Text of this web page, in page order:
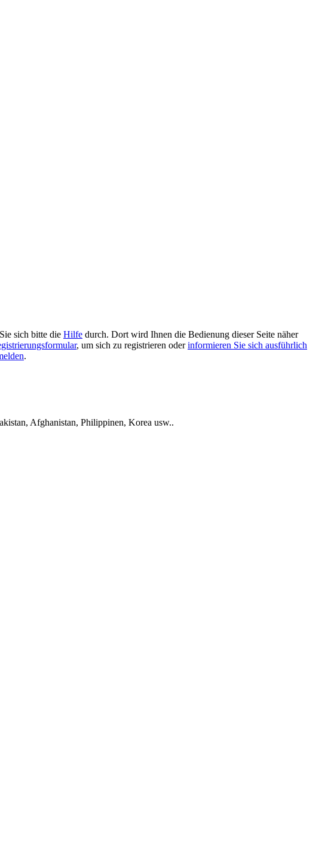
sich bitte die Hilfe durch. Dort wird Ihnen die Bedienung dieser Seite näher
, um sich zu registrieren oderinformieren Sie sich ausführlich
.
Afghanistan, Philippinen, Korea usw..